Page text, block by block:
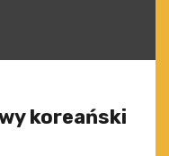
koreański